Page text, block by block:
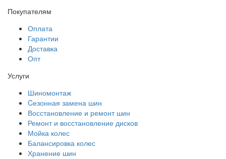
Покупателям
Оплата
Гарантии
Доставка
Опт
Услуги
Шиномонтаж
Cезонная замена шин
Восстановление и ремонт шин
Ремонт и восстановление дисков
Мойка колес
Балансировка колес
Хранение шин